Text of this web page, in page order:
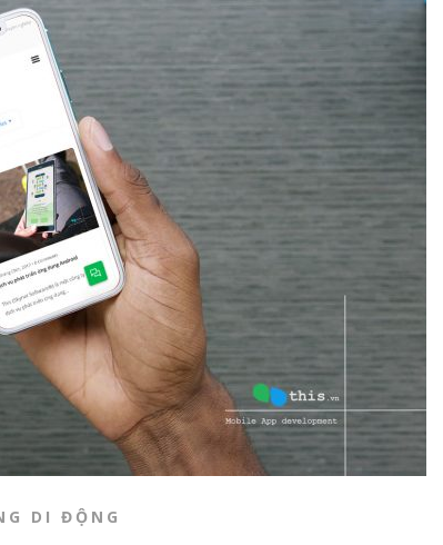
DI ĐỘNG